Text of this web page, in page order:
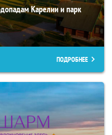
Карелии и парк
ПОДРОБНЕЕ